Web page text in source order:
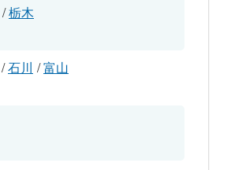
/栃木
石川 /富山